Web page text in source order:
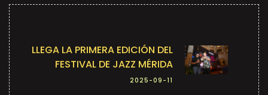
LLEGA LA PRIMERA EDICIÓN DEL
FESTIVAL DE JAZZ MÉRIDA
2025-09-11